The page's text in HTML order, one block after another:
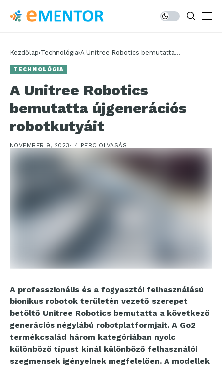
Kezdőlap Technológia A Unitree Robotics bemutatta
TECHNOLÓGIA
A Unitree Robotics
bemutatta újgenerációs
robotkutyáit
NOVEMBER 9, 2023 4 PERC OLVASÁS
A professzionális és a fogyasztói felhasználású
bionikus robotok területén vezető szerepet
betöltő Unitree Robotics bemutatta a következő
generációs négylábú robotplatformjait. A Go2
termékcsalád három kategóriában nyolc
különböző típust kínál különböző felhasználói
szegmensek igényeinek megfelelően. A modellek